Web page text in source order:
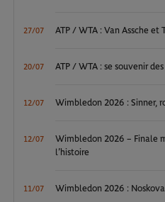
27/07 ATP / WTA : Van Assche et
20/07 ATP / WTA : se souvenir
12/07 Wimbledon 2026 : Sinner,
12/07
Wimbledon 2026 – Finale
l’histoire
11/07 Wimbledon 2026 :